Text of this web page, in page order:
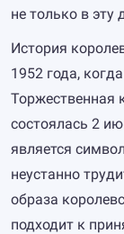
не только в эту
История
1952 года,
Торжественная
состоялась 2
является
неустанно
образа
подходит к